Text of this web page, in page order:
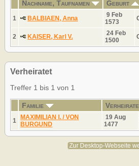
Nachname, Taufnamen Geburt
1 BALBIAEN, Anna
9 Feb
1573
2 KAISER, Karl V.
24 Feb
1500
Verheiratet
Treffer 1 bis 1 von 1
Familie
1 MAXIMILIAN I. / VON
BURGUND
19 Aug
1477
Zur Desktop-Webseite